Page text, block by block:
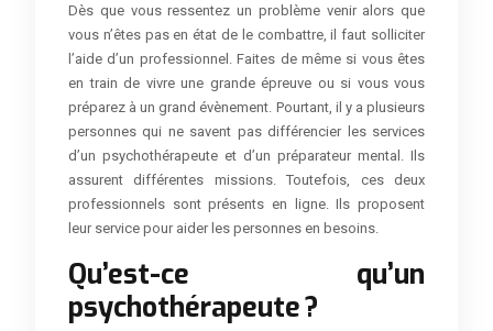
Dès que vous ressentez un problème venir alors que
vous n’êtes pas en état de le combattre, il faut solliciter
l’aide d’un professionnel. Faites de même si vous êtes
en train de vivre une grande épreuve ou si vous vous
préparez à un grand évènement. Pourtant, il y a plusieurs
personnes qui ne savent pas différencier les services
d’un psychothérapeute et d’un préparateur mental. Ils
assurent différentes missions. Toutefois, ces deux
professionnels sont présents en ligne. Ils proposent
leur service pour aider les personnes en besoins.
Qu’est-ce qu’un
psychothérapeute ?